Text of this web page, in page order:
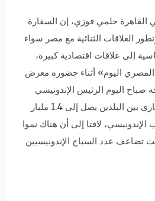
القاهرة حلمي فوزي، إن السفارة
العلاقات الثنائية مع مصر سواء
إلى علاقات اقتصادية كبيرة،
اليوم» أثناء حضوره معرض
صباح اليوم الرئيس الإندونيسي
جوكو ويدودو أن حجم التجاري بين البلدين يصل إلى 1.4 مليار
الإندونيسي، لافتا إلى أن هناك نموا
تضاعف عدد السياح الإندونيسيين